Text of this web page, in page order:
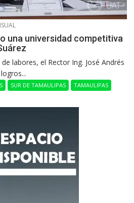
una universidad competitiva
labores, el Rector Ing. José Andrés
SUR DE TAMAULIPAS
TAMAULIPAS